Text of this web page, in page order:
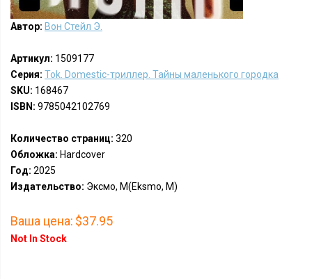
Автор: Вон Стейл Э.
Артикул: 1509177
Серия: Tok. Domestic-триллер. Тайны маленького городка
SKU: 168467
ISBN: 9785042102769
Количество страниц: 320
Обложка: Hardcover
Год: 2025
Издательство: Эксмо, М(Eksmo, M)
Ваша цена: $37.95
Not In Stock